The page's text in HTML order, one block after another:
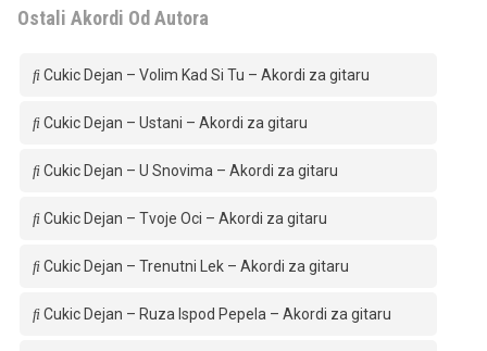
Ostali Akordi Od Autora
Cukic Dejan – Volim Kad Si Tu – Akordi za gitaru
Cukic Dejan – Ustani – Akordi za gitaru
Cukic Dejan – U Snovima – Akordi za gitaru
Cukic Dejan – Tvoje Oci – Akordi za gitaru
Cukic Dejan – Trenutni Lek – Akordi za gitaru
Cukic Dejan – Ruza Ispod Pepela – Akordi za gitaru